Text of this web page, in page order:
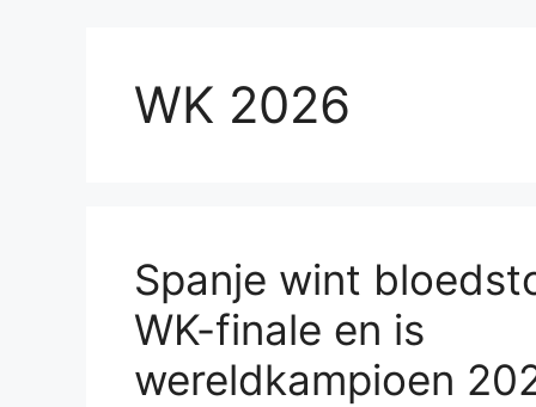
WK 2026
Spanje wint
WK-finale en is
wereldkampioen